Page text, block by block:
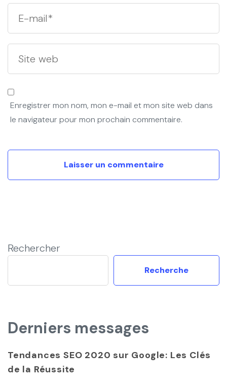
Enregistrer mon nom, mon e-mail et mon site web dans
le navigateur pour mon prochain commentaire.
Rechercher
Recherche
Derniers messages
Tendances SEO 2020 sur Google: Les Clés
de la Réussite